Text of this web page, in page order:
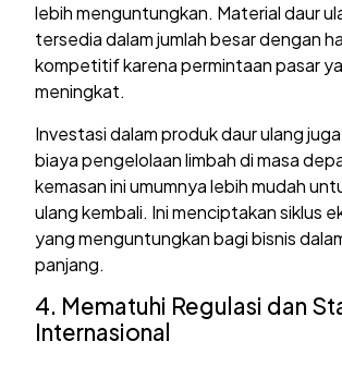
lebih menguntungkan. Material daur
tersedia dalam jumlah besar dengan
kompetitif karena permintaan pasar
meningkat.
Investasi dalam produk daur ulang
biaya pengelolaan limbah di masa
kemasan ini umumnya lebih mudah
ulang kembali. Ini menciptakan siklus
yang menguntungkan bagi bisnis
panjang.
4. Mematuhi Regulasi dan
Internasional